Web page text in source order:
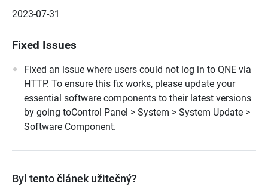
2023-07-31
Fixed Issues
Fixed an issue where users could not log in to QNE via
HTTP. To ensure this fix works, please update your
essential software components to their latest versions
by going toControl Panel > System > System Update >
Software Component.
Byl tento článek užitečný?